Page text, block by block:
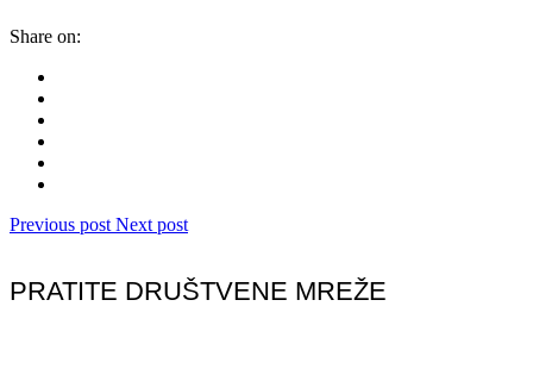
Share on:
Previous post Next post
PRATITE DRUŠTVENE MREŽE